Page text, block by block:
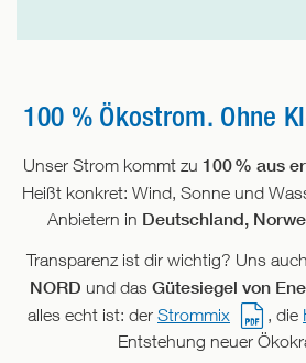
100 % Ökostrom. Ohne
Unser Strom kommt zu 100% aus
Heißt konkret: Wind, Sonne und
Anbietern in Deutschland,
Transparenz ist dir wichtig? Uns
NORD und das Gütesiegel von
alles echt ist: der Strommix , die
Entstehung neuer